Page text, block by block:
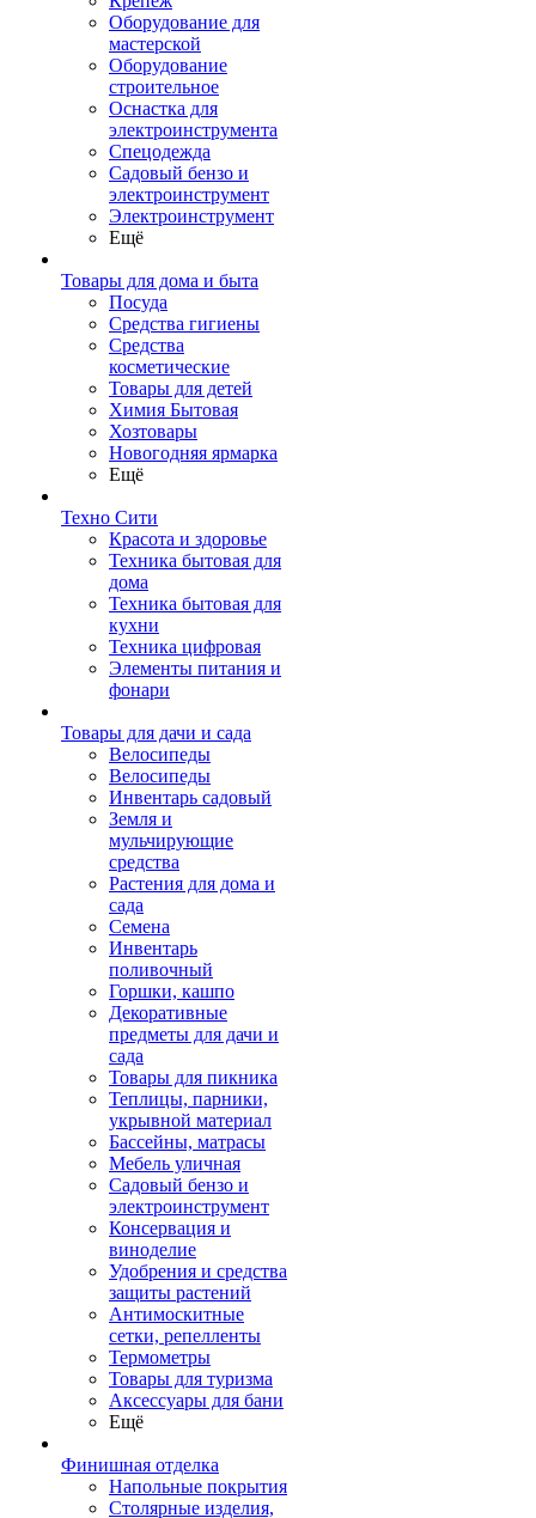
Оборудование для
мастерской
Оборудование
строительное
Оснастка для
электроинструмента
Спецодежда
Садовый бензо и
электроинструмент
Электроинструмент
Ещё
Товары для дома и быта
Посуда
Средства гигиены
Средства
косметические
Товары для детей
Химия Бытовая
Хозтовары
Новогодняя ярмарка
Ещё
Техно Сити
Красота и здоровье
Техника бытовая для
дома
Техника бытовая для
кухни
Техника цифровая
Элементы питания и
фонари
Товары для дачи и сада
Велосипеды
Велосипеды
Инвентарь садовый
Земля и
мульчирующие
средства
Растения для дома и
сада
Семена
Инвентарь
поливочный
Горшки, кашпо
Декоративные
предметы для дачи и
сада
Товары для пикника
Теплицы, парники,
укрывной материал
Бассейны, матрасы
Мебель уличная
Садовый бензо и
электроинструмент
Консервация и
виноделие
Удобрения и средства
защиты растений
Антимоскитные
сетки, репелленты
Термометры
Товары для туризма
Аксессуары для бани
Ещё
Финишная отделка
Напольные покрытия
Столярные изделия,